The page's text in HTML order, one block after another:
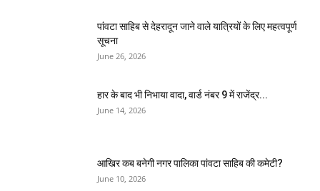
पांवटा साहिब से देहरादून जाने वाले यात्रियों के लिए महत्वपूर्ण
सूचना
June 26, 2026
हार के बाद भी निभाया वादा, वार्ड नंबर 9 में राजेंद्र...
June 14, 2026
आखिर कब बनेगी नगर पालिका पांवटा साहिब की कमेटी?
June 10, 2026